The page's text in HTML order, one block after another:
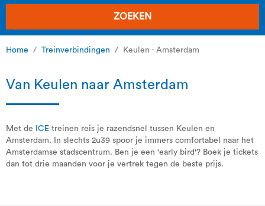
ZOEKEN
Home Treinverbindingen Keulen - Amsterdam
Van Keulen naar Amsterdam
Met de ICE treinen reis je razendsnel tussen Keulen en
Amsterdam. In slechts 2u39 spoor je immers comfortabel naar het
Amsterdamse stadscentrum. Ben je een 'early bird'? Boek je tickets
dan tot drie maanden voor je vertrek tegen de beste prijs.